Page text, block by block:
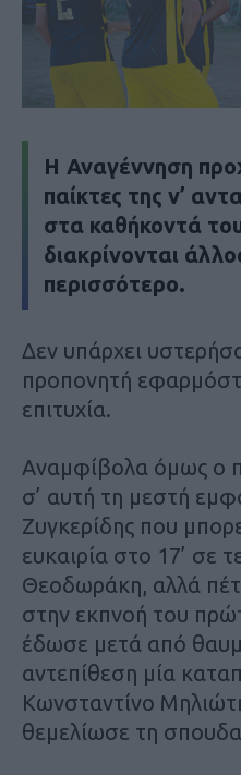
Η Αναγέννηση
παίκτες της ν’
στα καθήκοντά
διακρίνονται
περισσότερο.
Δεν υπάρχει
προπονητή
επιτυχία.
Αναμφίβολα όμως ο
σ’ αυτή τη μεστή
Ζυγκερίδης που
ευκαιρία στο 17’ σε
Θεοδωράκη, αλλά
στην εκπνοή του
έδωσε μετά από
αντεπίθεση μία
Κωνσταντίνο
θεμελίωσε τη